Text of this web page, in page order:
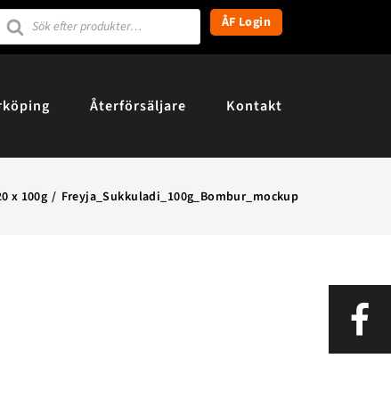
search ÅF Login
Återförsäljare Kontakt
x 100g Freyja_Sukkuladi_100g_Bombur_mockup